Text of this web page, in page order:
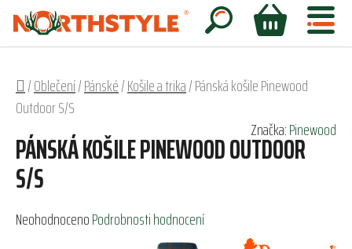
Přejít
obsah
Hledat
NÁKUPNÍ
Domů
/Oblečení/Pánské/Košile a trika/Pánská košile Pinewood
Outdoor S/S
PÁNSKÁ KOŠILE PINEWOOD OUTDOOR
S/S
Průměrné
NeohodnocenoPodrobnosti hodnocení
Značka:Pinewood